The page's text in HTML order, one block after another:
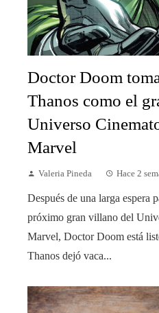
Doctor Doom
Thanos como el
Universo
Marvel
Valeria Pineda Hace 2
Después de una larga espera
próximo gran villano del
Marvel, Doctor Doom está
Thanos dejó vaca...